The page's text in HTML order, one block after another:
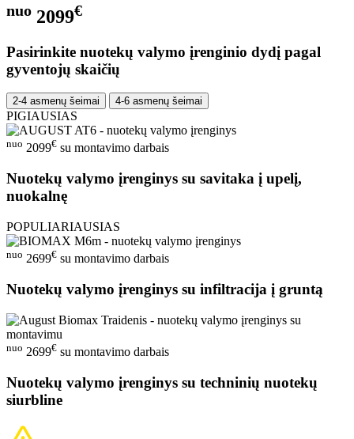
nuo 2099€
Pasirinkite nuotekų valymo įrenginio dydį pagal
gyventojų skaičių
2-4 asmenų šeimai 4-6 asmenų šeimai
PIGIAUSIAS
nuo 2099€ su montavimo darbais
Nuotekų valymo įrenginys su savitaka į upelį,
nuokalnę
POPULIARIAUSIAS
nuo 2699€ su montavimo darbais
Nuotekų valymo įrenginys su infiltracija į gruntą
nuo 2699€ su montavimo darbais
Nuotekų valymo įrenginys su techninių nuotekų
siurbline